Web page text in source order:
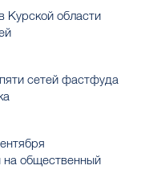
области
сетей фастфуда
на общественный